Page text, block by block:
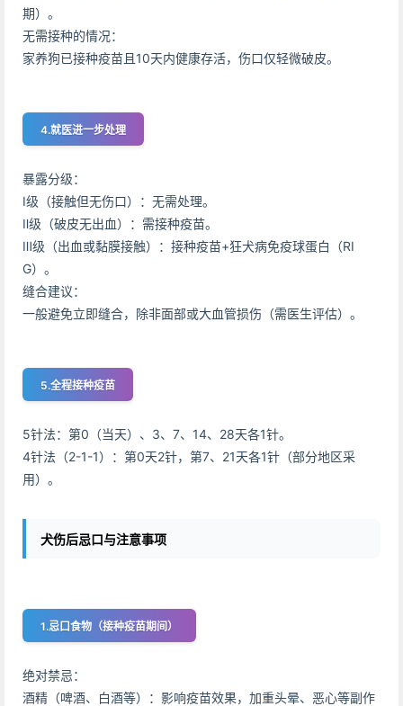
期）。
无需接种的情况：
家养狗已接种疫苗且10天内健康存活，伤口仅轻微破皮。
4.就医进一步处理
暴露分级：
Ⅰ级（接触但无伤口）：无需处理。
Ⅱ级（破皮无出血）：需接种疫苗。
Ⅲ级（出血或黏膜接触）：接种疫苗+狂犬病免疫球蛋白（RI
G）。
缝合建议：
一般避免立即缝合，除非面部或大血管损伤（需医生评估）。
5.全程接种疫苗
5针法：第0（当天）、3、7、14、28天各1针。
4针法（2-1-1）：第0天2针，第7、21天各1针（部分地区采
用）。
犬伤后忌口与注意事项
1.忌口食物（接种疫苗期间）
绝对禁忌：
酒精（啤酒、白酒等）：影响疫苗效果，加重头晕、恶心等副作